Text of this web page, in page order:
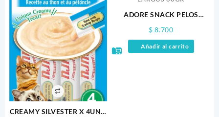
CREAMY SILVESTER X 4UND
ADORE SNACK PELOS
$ 8.700
Añadir al carrito